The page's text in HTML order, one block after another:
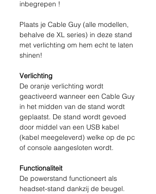
inbegrepen !
Plaats je Cable Guy (alle modellen,
behalve de XL series) in deze stand
met verlichting om hem echt te laten
shinen!
Verlichting
De oranje verlichting wordt
geactiveerd wanneer een Cable Guy
in het midden van de stand wordt
geplaatst. De stand wordt gevoed
door middel van een USB kabel
(kabel meegeleverd) welke op de pc
of console aangesloten wordt.
Functionaliteit
De powerstand functioneert als
headset-stand dankzij de beugel.